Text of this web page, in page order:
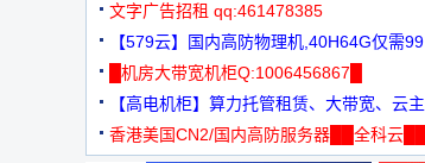
文字广告招租 qq:461478385
【579云】国内高防物理机,40H64G仅需99
元
█机房大带宽机柜Q:1006456867█
【高电机柜】算力托管租赁、大带宽、云主
机
香港美国CN2/国内高防服务器██全科云██